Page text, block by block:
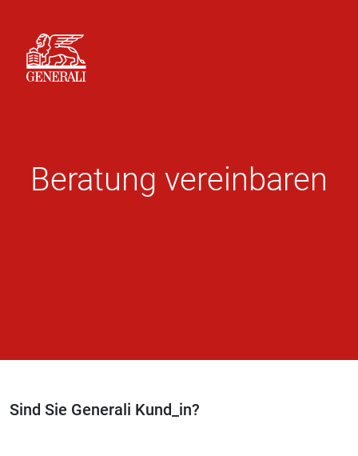
Beratung vereinbaren
Sind Sie Generali Kund_in?